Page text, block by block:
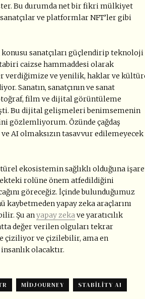
Bu durumda net bir fikri mülkiyet
ve platformlar NFT’ler gibi
sanatçıları güçlendirip teknoloji
caizse hammaddesi olarak
verdiğimize ve yenilik, haklar ve
Sanatın, sanatçının ve sanat
film ve dijital görüntüleme
Bu dijital gelişmeleri benimsemenin
gözlemliyorum. Özünde çağdaş
AI olmaksızın tasavvur edilemeyecek
ekosistemin sağlıklı olduğuna
rolüne önem atfedildiğini
göreceğiz. İçinde bulunduğumuz
kaybetmeden yapay zeka araçlarını
Şu anyapay zekave yaratıcılık
değer verilen olguları tekrar
çiziliyor ve çizilebilir, ama en
olacaktır.
MIDJOURNEY
STABILITY AI